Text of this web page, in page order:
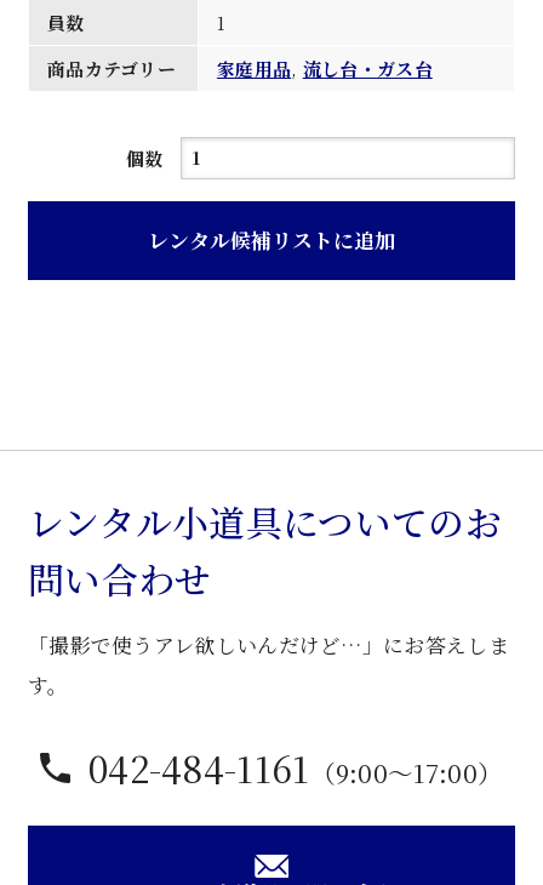
員数
1
商品カテゴリー
家庭用品, 流し台・ガス台
個数
グ
色
個
レンタル候補リストに追加
レンタル小道具についてのお
問い合わせ
「撮影で使うアレ欲しいんだけど…」にお答えしま
す。
042-484-1161 （9:00〜17:00）